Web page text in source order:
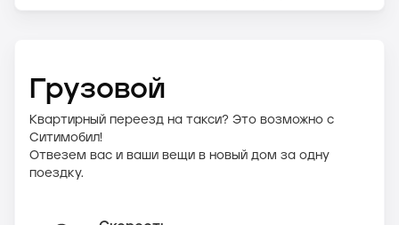
Грузовой
Квартирный переезд на такси? Это возможно с
Ситимобил!
Отвезем вас и ваши вещи в новый дом за одну
поездку.